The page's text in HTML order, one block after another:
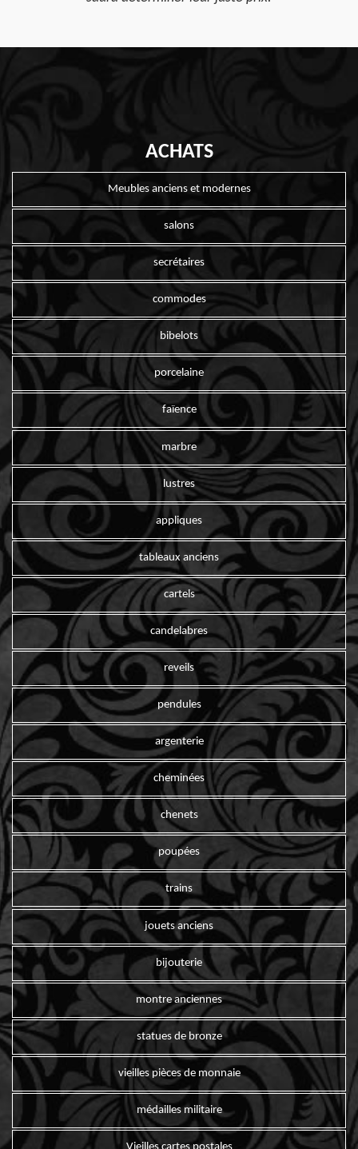
ACHATS
Meubles anciens et modernes
salons
secrétaires
commodes
bibelots
porcelaine
faïence
marbre
lustres
appliques
tableaux anciens
cartels
candelabres
reveils
pendules
argenterie
cheminées
chenets
poupées
trains
jouets anciens
bijouterie
montre anciennes
statues de bronze
vieilles pièces de monnaie
médailles militaire